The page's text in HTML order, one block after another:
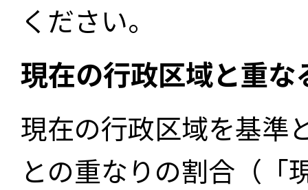
ください。
現在の行政区域と重
現在の行政区域を基準
との重なりの割合（「